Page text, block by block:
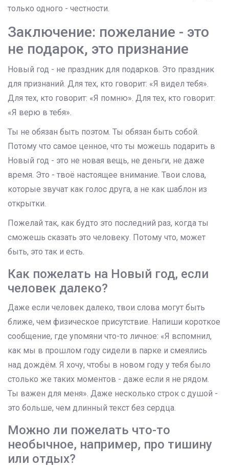
только одного - честности.
Заключение: пожелание - это
не подарок, это признание
Новый год - не праздник для подарков. Это праздник
для признаний. Для тех, кто говорит: «Я видел тебя».
Для тех, кто говорит: «Я помню». Для тех, кто говорит:
«Я верю в тебя».
Ты не обязан быть поэтом. Ты обязан быть собой.
Потому что самое ценное, что ты можешь подарить в
Новый год - это не новая вещь, не деньги, не даже
время. Это - твоё настоящее внимание. Твои слова,
которые звучат как голос друга, а не как шаблон из
открытки.
Пожелай так, как будто это последний раз, когда ты
сможешь сказать это человеку. Потому что, может
быть, это так и есть.
Как пожелать на Новый год, если
человек далеко?
Даже если человек далеко, твои слова могут быть
ближе, чем физическое присутствие. Напиши короткое
сообщение, где упомяни что-то личное: «Я вспомнил,
как мы в прошлом году сидели в парке и смеялись
над дождём. Я хочу, чтобы в новом году у тебя было
столько же таких моментов - даже если я не рядом.
Ты важен для меня». Даже несколько строк с душой -
это больше, чем длинный текст без сердца.
Можно ли пожелать что-то
необычное, например, про тишину
или отдых?